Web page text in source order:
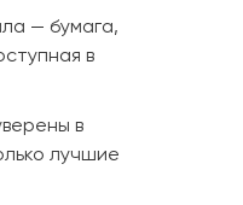
— бумага,
в
в
лучшие